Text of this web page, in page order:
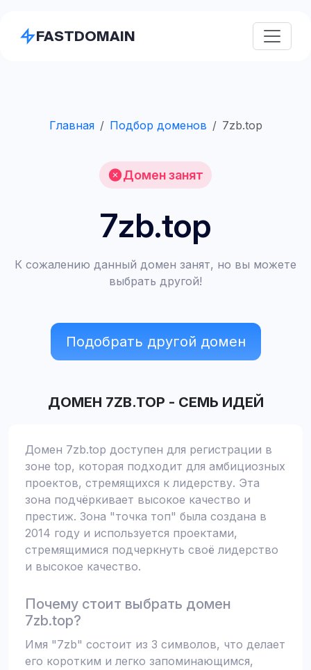
FASTDOMAIN
Главная Подбор доменов 7zb.top
Домен занят
7zb.top
К сожалению данный домен занят, но вы можете
выбрать другой!
Подобрать другой домен
ДОМЕН 7ZB.TOP - СЕМЬ ИДЕЙ
Домен 7zb.top доступен для регистрации в
зоне top, которая подходит для амбициозных
проектов, стремящихся к лидерству. Эта
зона подчёркивает высокое качество и
престиж. Зона "точка топ" была создана в
2014 году и используется проектами,
стремящимися подчеркнуть своё лидерство
и высокое качество.
Почему стоит выбрать домен
7zb.top?
Имя "7zb" состоит из 3 символов, что делает
его коротким и легко запоминающимся,